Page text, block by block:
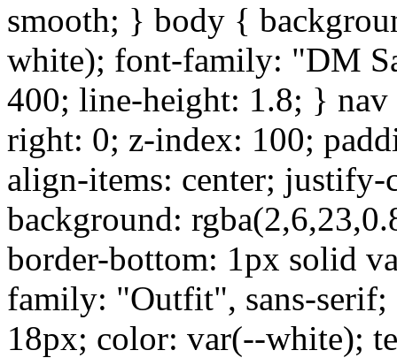
smooth; } body {
white); font-family: "DM
400; line-height: 1.8; }
right: 0; z-index: 100;
align-items: center; justify-
background:
border-bottom: 1px solid
family: "Outfit", sans-
18px; color: var(--white);